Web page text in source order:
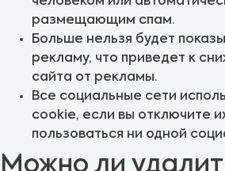
размещающим спам.
Больше нельзя будет
рекламу, что приведет к
сайта от рекламы.
Все социальные сети
cookie, если вы отключите
пользоваться ни одной
Можно ли